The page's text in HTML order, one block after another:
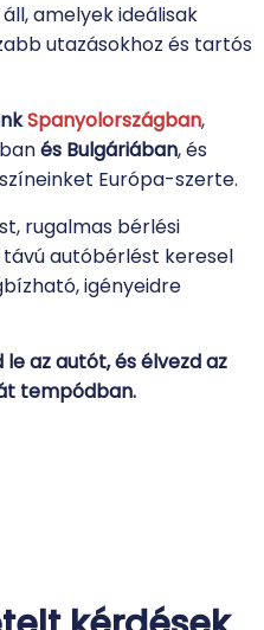
amelyek ideálisak
utazásokhoz és tartós
Spanyolországban,
és Bulgáriában, és
Európa-szerte.
rugalmas bérlési
autóbérlést keresel
igényeidre
az autót, és élvezd az
tempódban.